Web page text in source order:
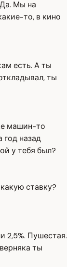
Мы на
то, в кино
есть. А ты
ты
машин-то
год назад
у тебя был?
ставку?
2,5%. Пушестая.
ты